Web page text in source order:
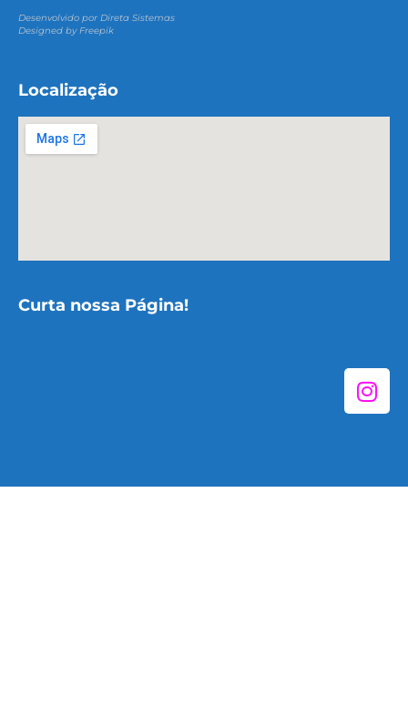
Desenvolvido por Direta Sistemas
Designed by Freepik
Localização
Curta nossa Página!